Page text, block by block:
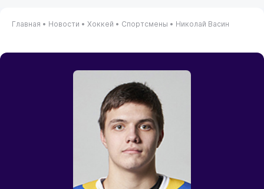
Главная • Новости • Хоккей • Спортсмены • Николай Васин